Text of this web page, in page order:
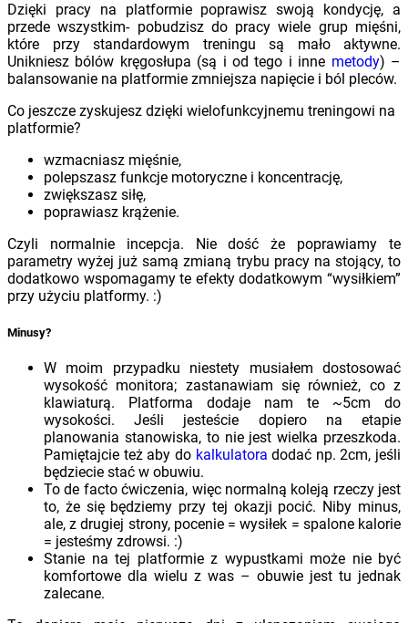
Dzięki pracy na platformie poprawisz swoją kondycję, a
przede wszystkim- pobudzisz do pracy wiele grup mięśni,
które przy standardowym treningu są mało aktywne.
Unikniesz bólów kręgosłupa (są i od tego i inne metody) –
balansowanie na platformie zmniejsza napięcie i ból pleców.
Co jeszcze zyskujesz dzięki wielofunkcyjnemu treningowi na
platformie?
wzmacniasz mięśnie,
polepszasz funkcje motoryczne i koncentrację,
zwiększasz siłę,
poprawiasz krążenie.
Czyli normalnie incepcja. Nie dość że poprawiamy te
parametry wyżej już samą zmianą trybu pracy na stojący, to
dodatkowo wspomagamy te efekty dodatkowym “wysiłkiem”
przy użyciu platformy. :)
Minusy?
W moim przypadku niestety musiałem dostosować
wysokość monitora; zastanawiam się również, co z
klawiaturą. Platforma dodaje nam te ~5cm do
wysokości. Jeśli jesteście dopiero na etapie
planowania stanowiska, to nie jest wielka przeszkoda.
Pamiętajcie też aby do kalkulatora dodać np. 2cm, jeśli
będziecie stać w obuwiu.
To de facto ćwiczenia, więc normalną koleją rzeczy jest
to, że się będziemy przy tej okazji pocić. Niby minus,
ale, z drugiej strony, pocenie = wysiłek = spalone kalorie
= jesteśmy zdrowsi. :)
Stanie na tej platformie z wypustkami może nie być
komfortowe dla wielu z was – obuwie jest tu jednak
zalecane.